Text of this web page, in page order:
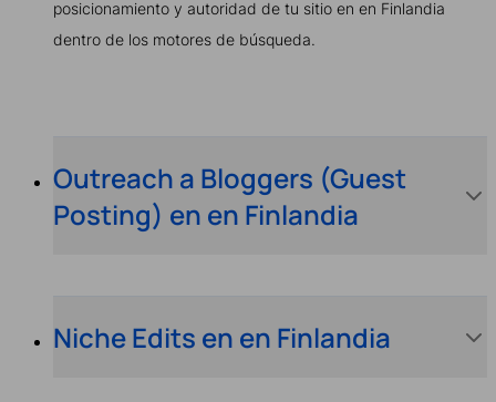
posicionamiento y autoridad de tu sitio en en Finlandia
dentro de los motores de búsqueda.
Outreach a Bloggers (Guest
Posting) en en Finlandia
Niche Edits en en Finlandia